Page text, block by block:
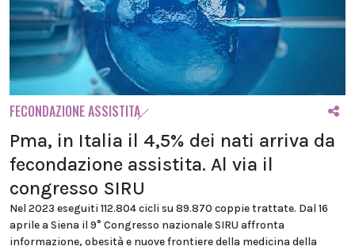
FECONDAZIONE ASSISTITA
Pma, in Italia il 4,5% dei nati arriva da
fecondazione assistita. Al via il
congresso SIRU
Nel 2023 eseguiti 112.804 cicli su 89.870 coppie trattate. Dal 16
aprile a Siena il 9° Congresso nazionale SIRU affronta
informazione, obesità e nuove frontiere della medicina della